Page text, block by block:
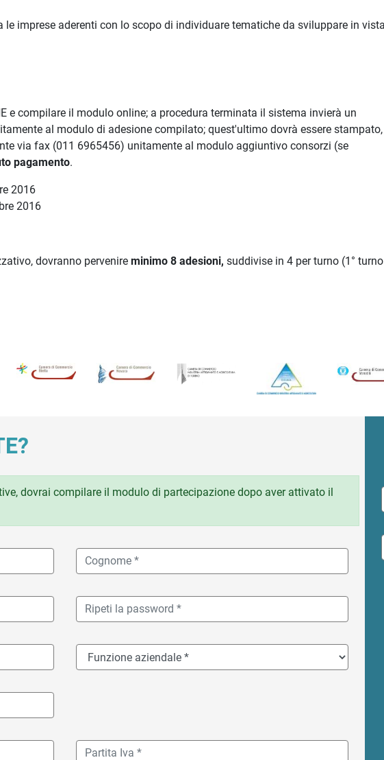
le imprese aderenti con lo scopo di individuare tematiche da sviluppare in
e compilare il modulo online; a procedura terminata il sistema invierà un
al modulo di adesione compilato; quest'ultimo dovrà essere stampato,
via fax (011 6965456) unitamente al modulo aggiuntivo consorzi (se
pagamento.
2016
2016
dovranno pervenire minimo 8 adesioni, suddivise in 4 per turno (1°
dovrai compilare il modulo di partecipazione dopo aver attivato il